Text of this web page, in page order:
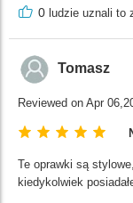
0 ludzie uznali to
Tomasz
Reviewed on Apr
Te oprawki są
kiedykolwiek